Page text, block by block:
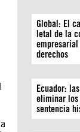
Global: El
letal de la
derechos
Ecuador:
eliminar los
sentencia